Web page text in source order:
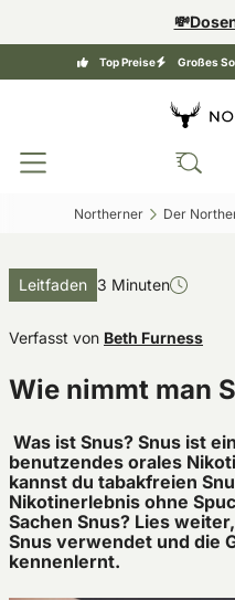
Top Preise Großes
Northerner‎ Der
Leitfaden 3 Minuten
Verfasst von Beth Furness
Wie nimmt man
Was ist Snus? Snus ist
benutzendes orales
kannst du tabakfreien
Nikotinerlebnis ohne
Sachen Snus? Lies
Snus verwendet und die
kennenlernt.